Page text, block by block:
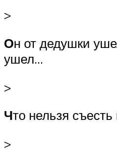
>
Он от дедушки
ушел…
>
Что нельзя съесть
>